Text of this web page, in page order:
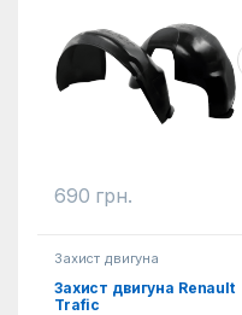
690 грн.
Захист двигуна
Захист двигуна Renault
Trafic